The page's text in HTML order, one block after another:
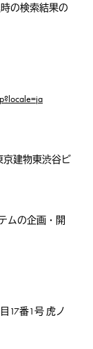
の検索結果の
京建物東渋谷ビ
ムの企画・開
17番1号 虎ノ